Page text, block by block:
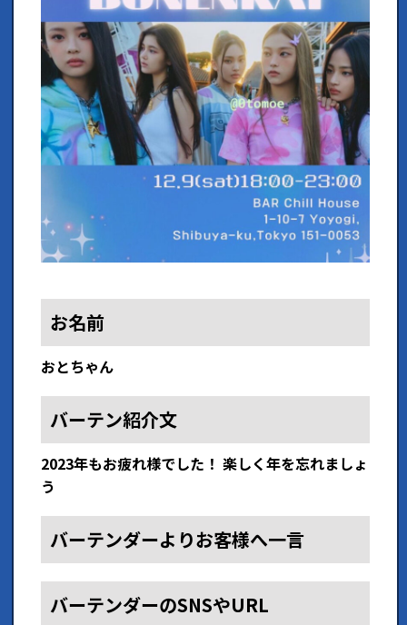
お名前
おとちゃん
バーテン紹介文
2023年もお疲れ様でした！ 楽しく年を忘れましょ
う
バーテンダーよりお客様へ一言
バーテンダーのSNSやURL